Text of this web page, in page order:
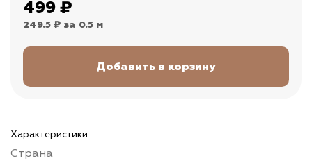
499 ₽
249.5 ₽ за 0.5 м
Характеристики
Страна